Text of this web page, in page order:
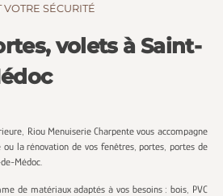
VOTRE SÉCURITÉ
volets à Saint-
Riou Menuiserie Charpente vous accompagne
la rénovation de vos fenêtres, portes, portes de
Médoc.
de matériaux adaptés à vos besoins : bois, PVC